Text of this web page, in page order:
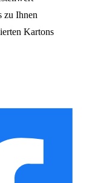
zu Ihnen
Kartons